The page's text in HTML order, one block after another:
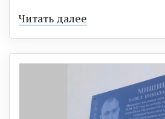
Читать далее